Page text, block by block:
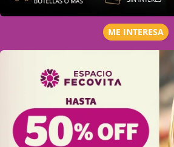
ME INTERESA